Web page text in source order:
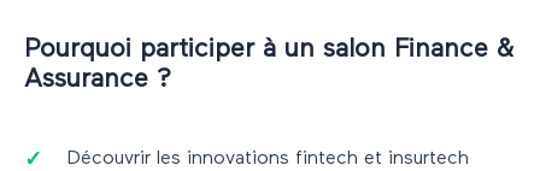
Pourquoi participer à un salon Finance &
Assurance ?
Découvrir les innovations fintech et insurtech